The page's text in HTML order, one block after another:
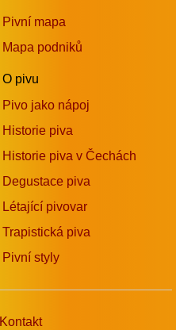
Pivní mapa
Mapa podniků
O pivu
Pivo jako nápoj
Historie piva
Historie piva v Čechách
Degustace piva
Létající pivovar
Trapistická piva
Pivní styly
Kontakt